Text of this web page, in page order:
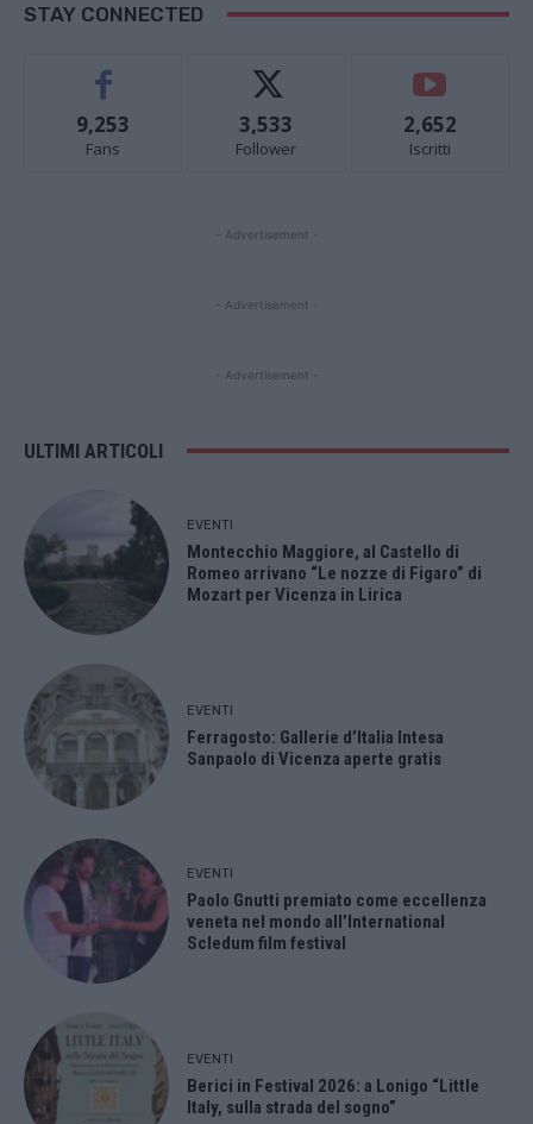
STAY CONNECTED
9,253
Fans
3,533
Follower
2,652
Iscritti
- Advertisement -
- Advertisement -
- Advertisement -
ULTIMI ARTICOLI
EVENTI
Montecchio Maggiore, al Castello di
Romeo arrivano “Le nozze di Figaro” di
Mozart per Vicenza in Lirica
EVENTI
Ferragosto: Gallerie d’Italia Intesa
Sanpaolo di Vicenza aperte gratis
EVENTI
Paolo Gnutti premiato come eccellenza
veneta nel mondo all’International
Scledum film festival
EVENTI
Berici in Festival 2026: a Lonigo “Little
Italy, sulla strada del sogno”